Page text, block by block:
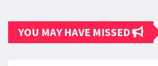
YOU MAY HAVE MISSED